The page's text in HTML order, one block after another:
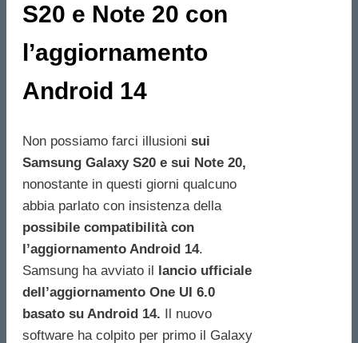
S20 e Note 20 con
l’aggiornamento
Android 14
Non possiamo farci illusioni sui
Samsung Galaxy S20 e sui Note 20,
nonostante in questi giorni qualcuno
abbia parlato con insistenza della
possibile compatibilità con
l’aggiornamento Android 14.
Samsung ha avviato il
lancio ufficiale
dell’aggiornamento One UI 6.0
basato su Android 14. Il nuovo
software ha colpito per primo il Galaxy